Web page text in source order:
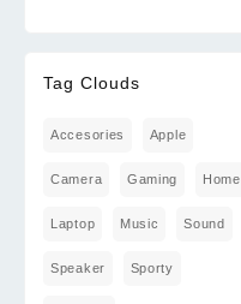
Tag Clouds
Accesories Apple
Camera Gaming Home
Laptop Music Sound
Speaker Sporty